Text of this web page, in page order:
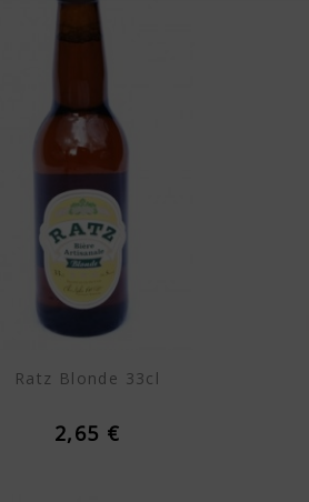
Ratz Blonde 33cl
2,65 €